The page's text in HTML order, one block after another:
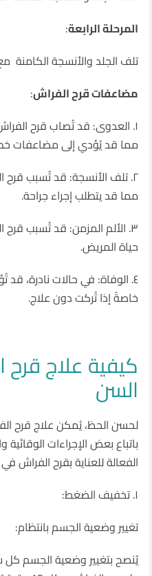
المرحلة الرابعة:
تلف الجلد والأنسجة الكامنة
مضاعفات قرح الفراش:
١. العدوى: قد تُصاب قرح
مما قد يُؤدي إلى مضاعفات
٢. تلف الأنسجة: قد تُسبب قرح
مما قد يتطلب إجراء جراحة.
٣. الألم المزمن: قد تُسبب قرح
حياة المريض.
٤. الوفاة: في حالات نادرة، قد
خاصةً إذا تُركت دون علاج.
كيفية علاج قرح
السن
لحسن الحظ، يُمكن علاج قرح
باتباع بعض الإجراءات
الفعالة للعناية بقرح الفراش
١. تخفيف الضغط:
تغيير وضعية الجسم بانتظام:
يُنصح بتغيير وضعية الجسم